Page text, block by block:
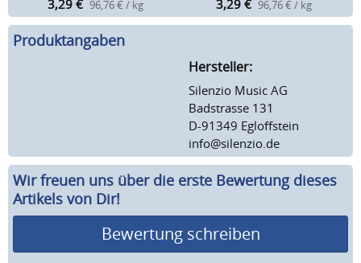
3,29 € 96,76 € / kg 3,29 € 96,76 € / kg
Produktangaben
Hersteller:
Silenzio Music AG
Badstrasse 131
D-91349 Egloffstein
info@silenzio.de
Wir freuen uns über die erste Bewertung dieses
Artikels von Dir!
Bewertung schreiben